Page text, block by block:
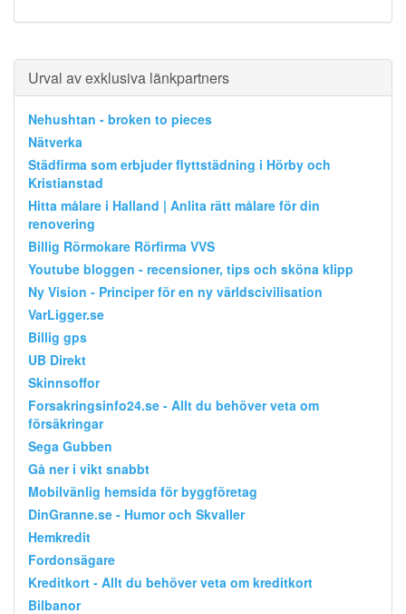
Urval av exklusiva länkpartners
Nehushtan - broken to pieces
Nätverka
Städfirma som erbjuder flyttstädning i Hörby och
Kristianstad
Hitta målare i Halland | Anlita rätt målare för din
renovering
Billig Rörmokare Rörfirma VVS
Youtube bloggen - recensioner, tips och sköna klipp
Ny Vision - Principer för en ny världscivilisation
VarLigger.se
Billig gps
UB Direkt
Skinnsoffor
Forsakringsinfo24.se - Allt du behöver veta om
försäkringar
Sega Gubben
Gå ner i vikt snabbt
Mobilvänlig hemsida för byggföretag
DinGranne.se - Humor och Skvaller
Hemkredit
Fordonsägare
Kreditkort - Allt du behöver veta om kreditkort
Bilbanor